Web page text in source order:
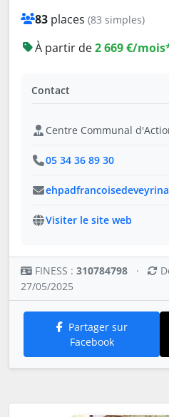
83 places (83 simples)
À partir de2 669 €/
Contact
Centre Communal
05 34 36 89 30
Visiter le site web
FINESS : 310784798 ·
27/05/2025
Partager sur
Facebook